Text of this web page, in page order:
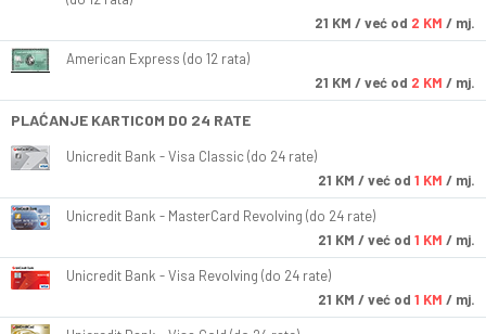
21 KM / već od 2 KM / mj.
American Express (do 12 rata)
21 KM / već od 2 KM / mj.
PLAĆANJE KARTICOM DO 24 RATE
Unicredit Bank - Visa Classic (do 24 rate)
21 KM / već od 1 KM / mj.
Unicredit Bank - MasterCard Revolving (do 24 rate)
21 KM / već od 1 KM / mj.
Unicredit Bank - Visa Revolving (do 24 rate)
21 KM / već od 1 KM / mj.